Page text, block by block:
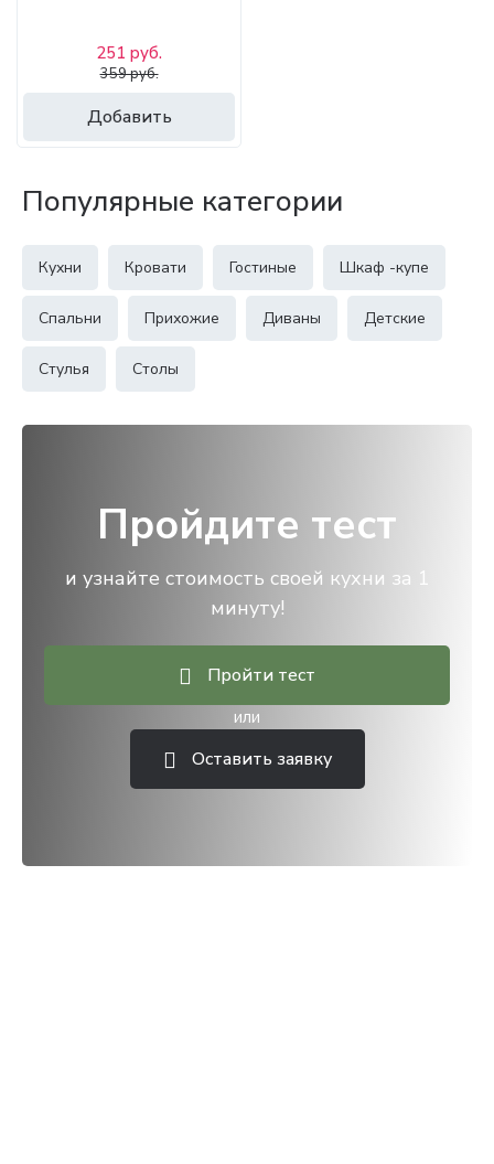
Добавить
251 руб.
359 руб.
Популярные категории
Кухни Кровати Гостиные Шкаф -купе
Спальни Прихожие Диваны Детские
Стулья Столы
Пройдите тест
и узнайте стоимость своей кухни за 1
минуту!
Пройти тест
или
Оставить заявку